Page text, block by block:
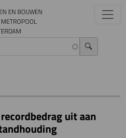
EN BOUWEN
uit aan